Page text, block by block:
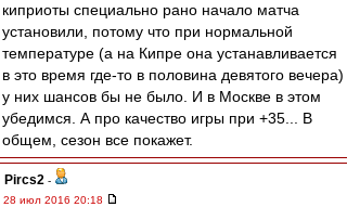
киприоты специально рано начало матча
установили, потому что при нормальной
температуре (а на Кипре она устанавливается
в это время где-то в половина девятого вечера)
у них шансов бы не было. И в Москве в этом
убедимся. А про качество игры при +35... В
общем, сезон все покажет.
Pircs2 -
28 июл 2016 20:18